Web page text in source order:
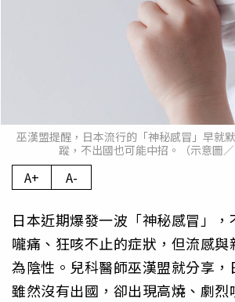
巫漢盟提醒，日本流行的「神秘感冒」早就
蹤，不出國也可能中招。（示意圖
A+ A-
日本近期爆發一波「神秘感冒」
嚨痛、狂咳不止的症狀，但流感與
為陰性。兒科醫師巫漢盟就分享，
雖然沒有出國，卻出現高燒、劇烈